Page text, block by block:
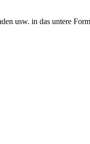
usw. in das untere